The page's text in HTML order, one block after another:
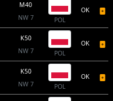
M40
NW 7
POL
OK
K50
NW 7
POL
OK
K50
NW 7
POL
OK